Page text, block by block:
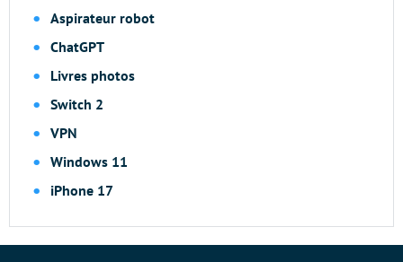
Aspirateur robot
ChatGPT
Livres photos
Switch 2
VPN
Windows 11
iPhone 17